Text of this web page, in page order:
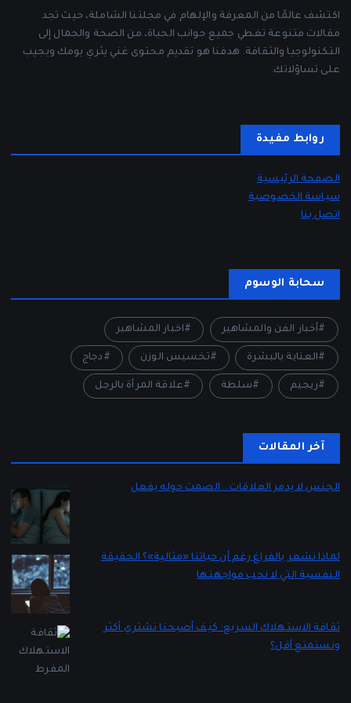
اكتشف عالمًا من المعرفة والإلهام في مجلتنا الشاملة، حيث تجد
مقالات متنوعة تغطي جميع جوانب الحياة، من الصحة والجمال إلى
التكنولوجيا والثقافة. هدفنا هو تقديم محتوى غني يثري يومك ويجيب
على تساؤلاتك.
روابط مفيدة
الصفحة الرئيسية
سياسة الخصوصية
اتصل بنا
سحابة الوسوم
أخبار الفن والمشاهير اخبار المشاهير
العناية بالبشرة تخسيس الوزن دجاج
ريجيم سلطة علاقة المرأة بالرجل
آخر المقالات
الجنس لا يدمر العلاقات… الصمت حوله يفعل
لماذا نشعر بالفراغ رغم أن حياتنا «مثالية»؟ الحقيقة
النفسية التي لا نحب مواجهتها
ثقافة الاستهلاك السريع: كيف أصبحنا نشتري أكثر
ونستمتع أقل؟